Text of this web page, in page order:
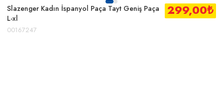
Slazenger Kadın İspanyol Paça Tayt Geniş Paça
L-xl
00167247
299,00₺